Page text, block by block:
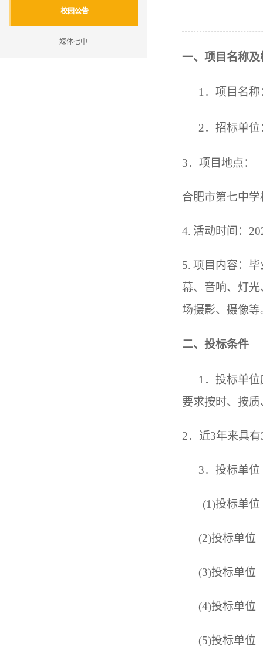
校园公告
媒体七中
一、项目名称及
1．项目名
2．招标单
3．项目地点：
合肥市第七中
4. 活动时间：
5. 项目内容：
幕、音响、灯
场摄影、摄像等
二、投标条件
1．投标单
要求按时、按
2．近3年来具有
3． 投标单
(1)投标单
(2)投标单位
(3)投标单位
(4)投标单位
(5)投标单位